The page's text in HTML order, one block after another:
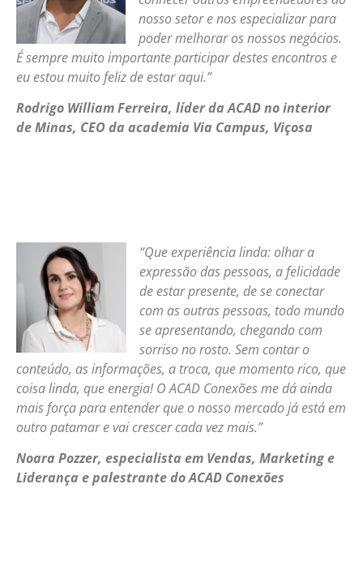
nosso setor e nos especializar para
poder melhorar os nossos negócios.
É sempre muito importante participar destes encontros e
eu estou muito feliz de estar aqui.”
Rodrigo William Ferreira, líder da ACAD no interior
de Minas, CEO da academia Via Campus, Viçosa
“Que experiência linda: olhar a
expressão das pessoas, a felicidade
de estar presente, de se conectar
com as outras pessoas, todo mundo
se apresentando, chegando com
sorriso no rosto. Sem contar o
conteúdo, as informações, a troca, que momento rico, que
coisa linda, que energia! O ACAD Conexões me dá ainda
mais força para entender que o nosso mercado já está em
outro patamar e vai crescer cada vez mais.”
Noara Pozzer, especialista em Vendas, Marketing e
Liderança e palestrante do ACAD Conexões